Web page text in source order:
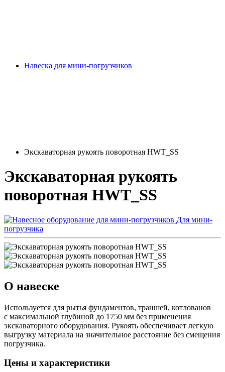
Навеска для мини-погрузчиков
Экскаваторная рукоять поворотная HWT_SS
Экскаваторная рукоять
поворотная HWT_SS
Для мини-
погрузчика
О навеске
Используется для рытья фундаментов, траншей, котлованов
с максимальной глубиной до 1750 мм без применения
экскаваторного оборудования. Рукоять обеспечивает легкую
выгрузку материала на значительное расстояние без смещения
погрузчика.
Цены и характеристики